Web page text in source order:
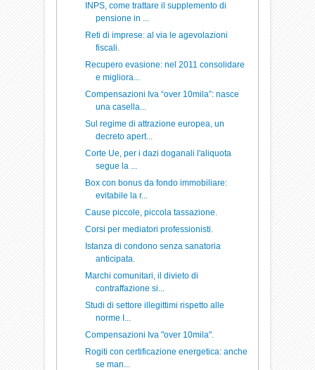
INPS, come trattare il supplemento di
pensione in ...
Reti di imprese: al via le agevolazioni
fiscali.
Recupero evasione: nel 2011 consolidare
e migliora...
Compensazioni Iva “over 10mila”: nasce
una casella...
Sul regime di attrazione europea, un
decreto apert...
Corte Ue, per i dazi doganali l'aliquota
segue la ...
Box con bonus da fondo immobiliare:
evitabile la r...
Cause piccole, piccola tassazione.
Corsi per mediatori professionisti.
Istanza di condono senza sanatoria
anticipata.
Marchi comunitari, il divieto di
contraffazione si...
Studi di settore illegittimi rispetto alle
norme I...
Compensazioni Iva "over 10mila".
Rogiti con certificazione energetica: anche
se man...